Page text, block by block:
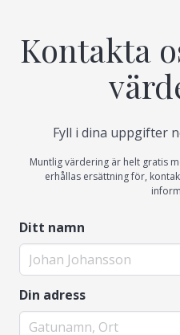
Kontakta
Fyll i dina uppgifter
Muntlig värdering är helt gratis
erhållas ersättning för,
Ditt namn
Din adress